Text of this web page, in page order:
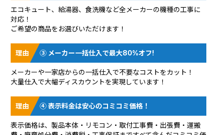
エコキュート、給湯器、食洗機など全メーカーの機種の工事に
対応！
ご希望の商品をお選びいただけます！
③ メーカー一括仕入で最大80%オフ!
メーカーや一家店からの一括仕入で不要なコストをカット！
大量仕入で大幅ディスカウントを実現しています！
④ 表示料金は安心のコミコミ価格！
表示価格は、製品本体・リモコン・取付工事費・出張費・運搬